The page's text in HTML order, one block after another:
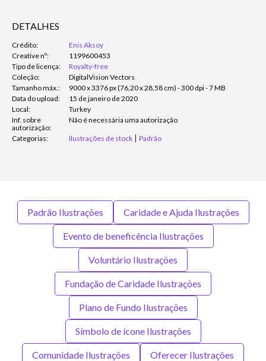
DETALHES
Crédito:
Enis Aksoy
Creative nº:
1199600453
Tipo de licença:
Royalty-free
Coleção:
DigitalVision Vectors
Tamanho máx.:
9000 x 3376 px (76,20 x 28,58 cm) - 300 dpi - 7 MB
Data do upload:
15 de janeiro de 2020
Local:
Turkey
Inf. sobre
autorização:
Não é necessária uma autorização
Categorias: Ilustrações de stock Padrão
Padrão Ilustrações Caridade e Ajuda Ilustrações
Evento de beneficência Ilustrações
Voluntário Ilustrações
Fundação de Caridade Ilustrações
Plano de Fundo Ilustrações
Símbolo de ícone Ilustrações
Comunidade Ilustrações Oferecer Ilustrações